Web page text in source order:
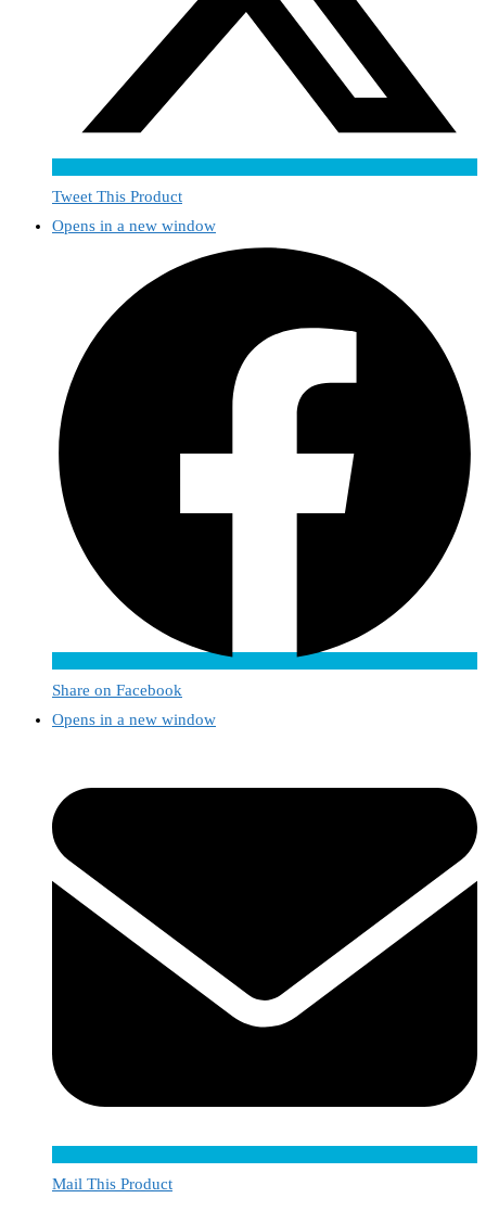
Tweet This Product
Opens in a new window
Share on Facebook
Opens in a new window
Mail This Product